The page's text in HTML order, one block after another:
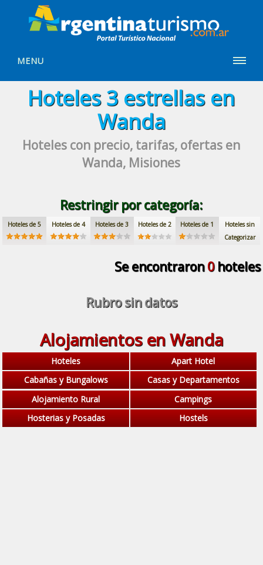
MENU
Hoteles3 estrellasen
Wanda
Hoteles con precio, tarifas, ofertas en
Wanda, Misiones
Restringir por categoría:
Hoteles de 5 Hoteles de 4 Hoteles de 3 Hoteles de 2 Hoteles de 1
Hoteles sin
Categorizar
Se encontraron0hoteles
Rubro sin datos
Alojamientos en Wanda
Hoteles
Apart Hotel
Cabañas y Bungalows
Casas y Departamentos
Alojamiento Rural
Campings
Hosterias y Posadas
Hostels